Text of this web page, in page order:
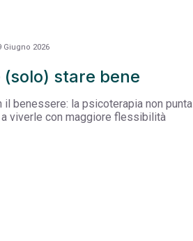
Giugno 2026
stare bene
il benessere: la psicoterapia non punta
viverle con maggiore flessibilità